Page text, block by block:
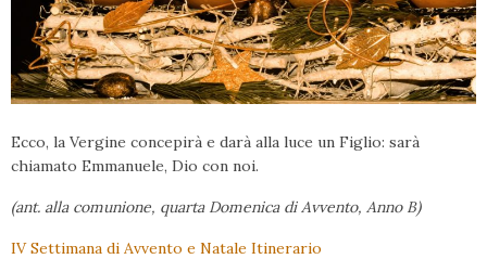
Ecco, la Vergine concepirà e darà alla luce un Figlio: sarà
chiamato Emmanuele, Dio con noi.
(ant. alla comunione, quarta Domenica di Avvento, Anno B)
IV Settimana di Avvento e Natale Itinerario